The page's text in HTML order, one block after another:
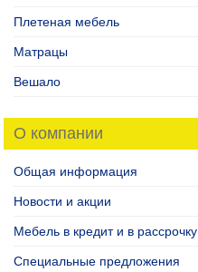
Плетеная мебель
Матрацы
Вешало
О компании
Общая информация
Новости и акции
Мебель в кредит и в рассрочку
Специальные предложения